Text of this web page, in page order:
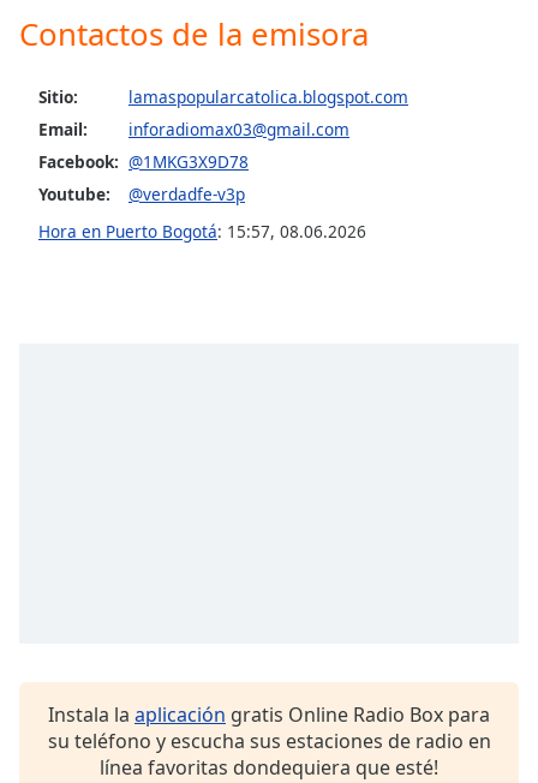
Font
Family
Reset
Modal
Contactos de la emisora
Sitio:
lamaspopularcatolica.blogspot.com
Email:
inforadiomax03@gmail.com
Facebook: @1MKG3X9D78
Youtube:
@verdadfe-v3p
Hora en Puerto Bogotá: 15:57, 08.06.2026
Instala la aplicación gratis Online Radio Box para
su teléfono y escucha sus estaciones de radio en
línea favoritas dondequiera que esté!